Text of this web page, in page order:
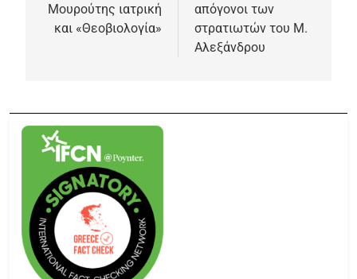
Μουρούτης ιατρική
και «Θεοβιολογία»
απόγονοι των
στρατιωτών του Μ.
Αλεξάνδρου